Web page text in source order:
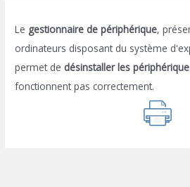
Le gestionnaire de périphérique,
ordinateurs disposant du système
permet de désinstaller les
fonctionnent pas correctement.